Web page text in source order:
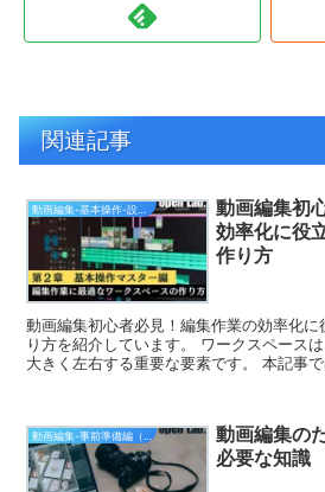
関連記事
動画編集初
効率化に役
作り方
動画編集初心者必見！編集作業の効率化
り方を紹介しています。 ワークスペース
大きく左右する重要な要素です。 本記事
動画編集の
必要な知識